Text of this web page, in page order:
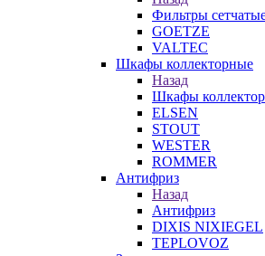
Фильтры
GOETZE
VALTEC
Шкафы коллекторные
Назад
Шкафы
ELSEN
STOUT
WESTER
ROMMER
Антифриз
Назад
Антифриз
DIXIS NIXIEGEL
TEPLOVOZ